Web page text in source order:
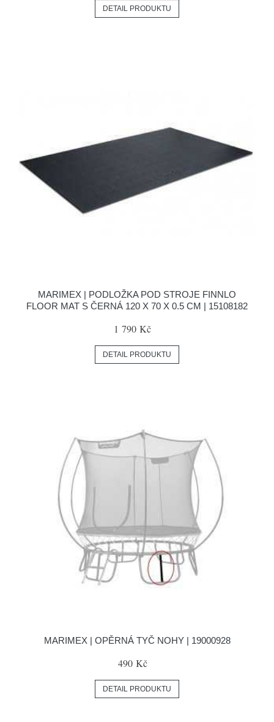
DETAIL PRODUKTU
MARIMEX | PODLOŽKA POD STROJE FINNLO
FLOOR MAT S ČERNÁ 120 X 70 X 0.5 CM | 15108182
1 790 Kč
DETAIL PRODUKTU
MARIMEX | OPĚRNÁ TYČ NOHY | 19000928
490 Kč
DETAIL PRODUKTU